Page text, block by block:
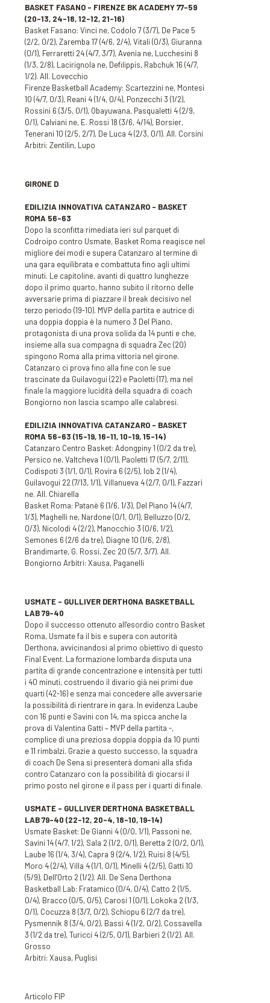
BASKET FASANO – FIRENZE BK ACADEMY 77-59
(20-13, 24-18, 12-12, 21-16)
Basket Fasano: Vinci ne, Codolo 7 (3/7), De Pace 5
(2/2, 0/2), Zaremba 17 (4/6, 2/4), Vitali (0/3), Giuranna
(0/1), Ferraretti 24 (4/7, 3/7), Avenia ne, Lucchesini 8
(1/3, 2/8), Lacirignola ne, Defilippis, Rabchuk 16 (4/7,
1/2). All. Lovecchio
Firenze Basketball Academy: Scartezzini ne, Montesi
10 (4/7, 0/3), Reani 4 (1/4, 0/4), Ponzecchi 3 (1/2),
Rossini 6 (3/5, 0/1), Obayuwana, Pasqualetti 4 (2/9,
0/1), Calviani ne, E. Rossi 18 (3/6, 4/14), Borsier,
Tenerani 10 (2/5, 2/7), De Luca 4 (2/3, 0/1). All. Corsini
Arbitri: Zentilin, Lupo
GIRONE D
EDILIZIA INNOVATIVA CATANZARO – BASKET
ROMA 56-63
Dopo la sconfitta rimediata ieri sul parquet di
Codroipo contro Usmate, Basket Roma reagisce nel
migliore dei modi e supera Catanzaro al termine di
una gara equilibrata e combattuta fino agli ultimi
minuti. Le capitoline, avanti di quattro lunghezze
dopo il primo quarto, hanno subito il ritorno delle
avversarie prima di piazzare il break decisivo nel
terzo periodo (19-10). MVP della partita e autrice di
una doppia doppia è la numero 3 Del Piano,
protagonista di una prova solida da 14 punti e che,
insieme alla sua compagna di squadra Zec (20)
spingono Roma alla prima vittoria nel girone.
Catanzaro ci prova fino alla fine con le sue
trascinate da Guilavogui (22) e Paoletti (17), ma nel
finale la maggiore lucidità della squadra di coach
Bongiorno non lascia scampo alle calabresi.
EDILIZIA INNOVATIVA CATANZARO – BASKET
ROMA 56-63 (15-19, 16-11, 10-19, 15-14)
Catanzaro Centro Basket: Adongpiny 1 (0/2 da tre),
Persico ne, Valtcheva 1 (0/1), Paoletti 17 (5/7, 2/11),
Codispoti 3 (1/1, 0/1), Rovira 6 (2/5), Iob 2 (1/4),
Guilavogui 22 (7/13, 1/1), Villanueva 4 (2/7, 0/1), Fazzari
ne. All. Chiarella
Basket Roma: Patanè 6 (1/6, 1/3), Del Piano 14 (4/7,
1/3), Maghelli ne, Nardone (0/1, 0/1), Belluzzo (0/2,
0/3), Nicolodi 4 (2/2), Manocchio 3 (0/6, 1/2),
Semones 6 (2/6 da tre), Diagne 10 (1/6, 2/8),
Brandimarte, G. Rossi, Zec 20 (5/7, 3/7). All.
Bongiorno Arbitri: Xausa, Paganelli
USMATE – GULLIVER DERTHONA BASKETBALL
LAB79-40
Dopo il successo ottenuto all’esordio contro Basket
Roma, Usmate fa il bis e supera con autorità
Derthona, avvicinandosi al primo obiettivo di questo
Final Event. La formazione lombarda disputa una
partita di grande concentrazione e intensità per tutti
i 40 minuti, costruendo il divario già nei primi due
quarti (42-16) e senza mai concedere alle avversarie
la possibilità di rientrare in gara. In evidenza Laube
con 16 punti e Savini con 14, ma spicca anche la
prova di Valentina Gatti – MVP della partita -,
complice di una preziosa doppia doppia da 10 punti
e 11 rimbalzi. Grazie a questo successo, la squadra
di coach De Sena si presenterà domani alla sfida
contro Catanzaro con la possibilità di giocarsi il
primo posto nel girone e il pass per i quarti di finale.
USMATE – GULLIVER DERTHONA BASKETBALL
LAB79-40 (22-12, 20-4, 18-10, 19-14)
Usmate Basket: De Gianni 4 (0/0, 1/1), Passoni ne,
Savini 14 (4/7, 1/2), Sala 2 (1/2, 0/1), Beretta 2 (0/2, 0/1),
Laube 16 (1/4, 3/4), Capra 9 (2/4, 1/2), Ruisi 8 (4/5),
Moro 4 (2/4), Villa 4 (1/1, 0/1), Minelli 4 (2/5), Gatti 10
(5/9), Dell’Orto 2 (1/2). All. De Sena Derthona
Basketball Lab: Fratamico (0/4, 0/4), Catto 2 (1/5,
0/4), Bracco (0/5, 0/5), Carosi 1 (0/1), Lokoka 2 (1/3,
0/1), Cocuzza 8 (3/7, 0/2), Schiopu 6 (2/7 da tre),
Pysmennik 8 (3/4, 0/2), Bassi 4 (1/2, 0/2), Cossavella
3 (1/2 da tre), Turicci 4 (2/5, 0/1), Barbieri 2 (1/2). All.
Grosso
Arbitri: Xausa, Puglisi
Articolo FIP